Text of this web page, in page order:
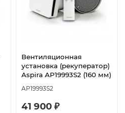
Вентиляционная
установка (рекуператор)
Aspira AP19993S2 (160 мм)
AP19993S2
41 900 ₽